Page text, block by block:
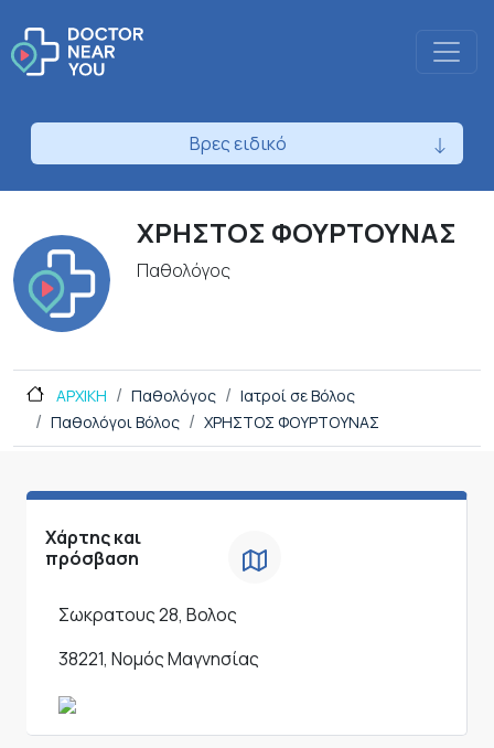
Βρες ειδικό
ΧΡΗΣΤΟΣ ΦΟΥΡΤΟΥΝΑΣ
Παθολόγος
ΑΡΧΙΚΗ Παθολόγος
Ιατροί σε Βόλος
Παθολόγοι Βόλος
ΧΡΗΣΤΟΣ ΦΟΥΡΤΟΥΝΑΣ
Χάρτης και
πρόσβαση
Σωκρατους 28, Βολος
38221, Νομός Μαγνησίας